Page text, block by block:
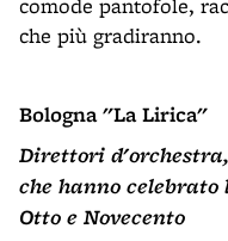
che più gradiranno.
Bologna "La Lirica"
Direttori
che hanno
Otto e Novecento